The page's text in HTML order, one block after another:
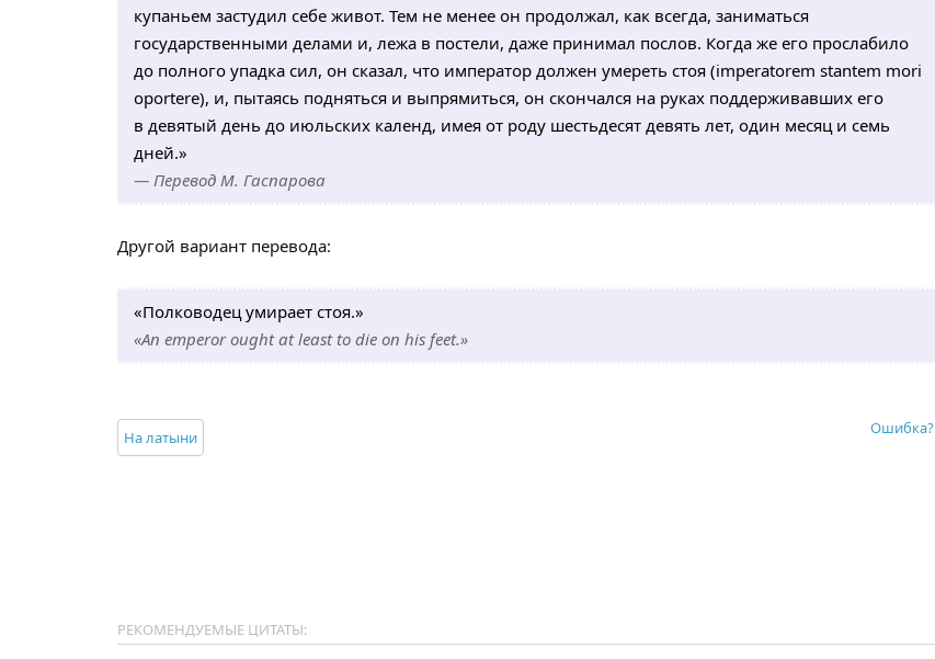
купаньем застудил себе живот. Тем не менее он продолжал, как всегда, заниматься
государственными делами и, лежа в постели, даже принимал послов. Когда же его прослабило
до полного упадка сил, он сказал, что император должен умереть стоя (imperatorem stantem mori
oportere), и, пытаясь подняться и выпрямиться, он скончался на руках поддерживавших его
в девятый день до июльских календ, имея от роду шестьдесят девять лет, один месяц и семь
дней.»
— Перевод М. Гаспарова
Другой вариант перевода:
«Полководец умирает стоя.»
«An emperor ought at least to die on his feet.»
На латыни Ошибка?
РЕКОМЕНДУЕМЫЕ ЦИТАТЫ: